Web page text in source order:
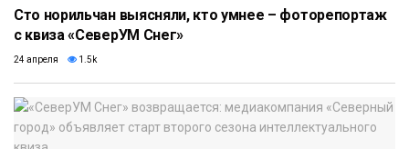
Сто норильчан выясняли, кто умнее – фоторепортаж
с квиза «СеверУМ Снег»
24 апреля 1.5k